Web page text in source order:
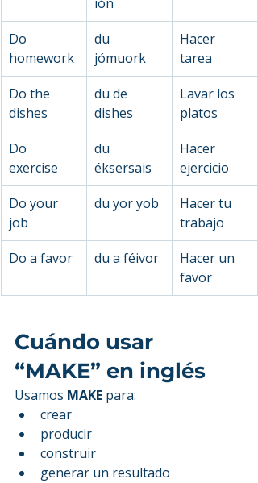
ión
Do
homework
du
jómuork
Hacer
tarea
Do the
dishes
du de
dishes
Lavar los
platos
Do
exercise
du
éksersais
Hacer
ejercicio
Do your
job
du yor yob
Hacer tu
trabajo
Do a favor
du a féivor
Hacer un
favor
Cuándo usar
“MAKE” en inglés
Usamos MAKE para:
crear
producir
construir
generar un resultado